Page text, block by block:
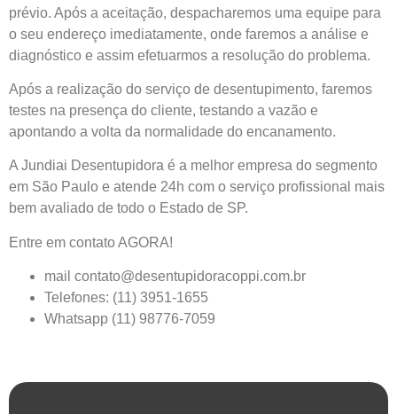
prévio. Após a aceitação, despacharemos uma equipe para
o seu endereço imediatamente, onde faremos a análise e
diagnóstico e assim efetuarmos a resolução do problema.
Após a realização do serviço de desentupimento, faremos
testes na presença do cliente, testando a vazão e
apontando a volta da normalidade do encanamento.
A Jundiai Desentupidora é a melhor empresa do segmento
em São Paulo e atende 24h com o serviço profissional mais
bem avaliado de todo o Estado de SP.
Entre em contato AGORA!
mail contato@desentupidoracoppi.com.br
Telefones: (11) 3951-1655
Whatsapp (11) 98776-7059